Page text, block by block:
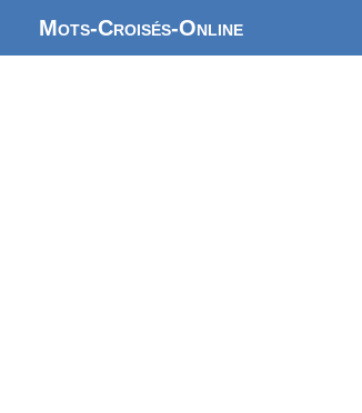
Mots-Croisés-Online